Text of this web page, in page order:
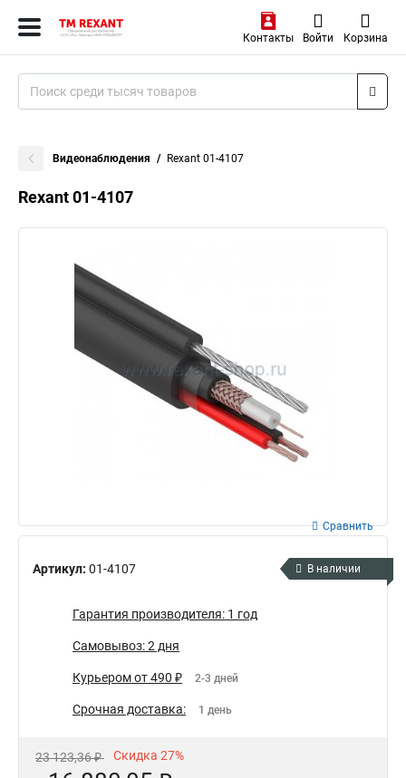
Контакты Войти Корзина
Видеонаблюдения Rexant 01-4107
Rexant 01-4107
Артикул: 01-4107
Сравнить
В наличии
Гарантия производителя: 1 год
Самовывоз: 2 дня
Курьером от 490 ₽ 2-3 дней
Срочная доставка: 1 день
23 123,36 ₽ Скидка 27%